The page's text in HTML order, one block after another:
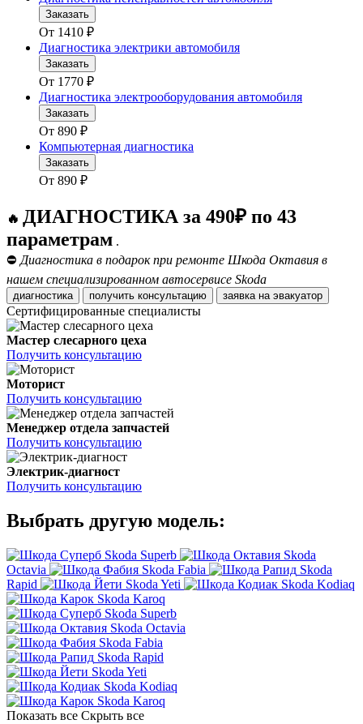
Заказать
От 1410 ₽
Диагностика электрики автомобиля
Заказать
От 1770 ₽
Диагностика электрооборудования автомобиля
Заказать
От 890 ₽
Компьютерная диагностика
Заказать
От 890 ₽
🔥 ДИАГНОСТИКА за 490₽ по 43
параметрам .
⛔ Диагностика в подарок при ремонте Шкода Октавия в
нашем специализированном автосервисе Skoda
диагностика получить консультацию заявка на эвакуатор
Сертифицированные специалисты
Мастер слесарного цеха
Получить консультацию
Моторист
Получить консультацию
Менеджер отдела запчастей
Получить консультацию
Электрик-диагност
Получить консультацию
Выбрать другую модель:
Skoda Superb
Skoda
Octavia
Skoda Fabia
Skoda
Rapid
Skoda Yeti
Skoda Kodiaq
Skoda Karoq
Skoda Superb
Skoda Octavia
Skoda Fabia
Skoda Rapid
Skoda Yeti
Skoda Kodiaq
Skoda Karoq
Показать все Скрыть все